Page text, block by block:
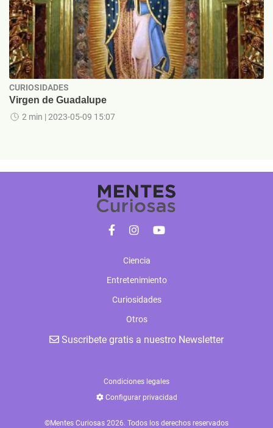
CURIOSIDADES
Virgen de Guadalupe
2 min | 2023-05-09 15:07
Ciencia
Entretenimiento
Curiosidades
Otros
Suscribete gratis a nuestro Newsletter
Condiciones legales
Configurar privacidad
©Mentes Curiosas 2026. Todos los derechos reservados